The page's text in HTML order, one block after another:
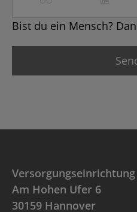
Bist du ein Mensch?
Versorgungseinrichtung
Am Hohen Ufer 6
30159 Hannover